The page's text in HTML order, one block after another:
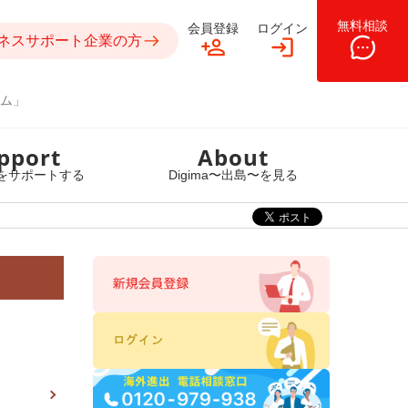
」
スサポート企業の方
会員登録 ログイン 無料相談
サポートする
About
Digima〜出島〜を見る